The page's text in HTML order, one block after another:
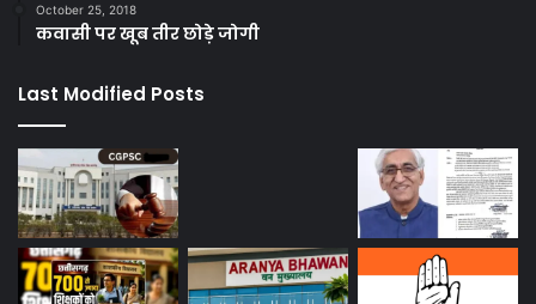
October 25, 2018
कवासी पर खूब तीर छोड़े जोगी
Last Modified Posts